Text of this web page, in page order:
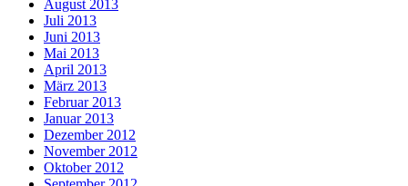
August 2013
Juli 2013
Juni 2013
Mai 2013
April 2013
März 2013
Februar 2013
Januar 2013
Dezember 2012
November 2012
Oktober 2012